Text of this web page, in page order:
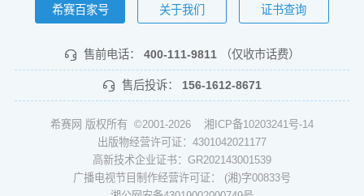
希赛百家号 关于我们 证书查询
售前电话： 400-111-9811 （仅收市话费）
售后投诉： 156-1612-8671
希赛网 版权所有 ©2001-2026 湘ICP备10203241号-14
出版物经营许可证：4301042021177
高新技术企业证书：GR202143001539
广播电视节目制作经营许可证： (湘)字00833号